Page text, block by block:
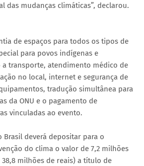
das mudanças climáticas”, declarou.
de espaços para todos os tipos de
para povos indígenas e
a transporte, atendimento médico de
no local, internet e segurança de
tradução simultânea para
da ONU e o pagamento de
vinculadas ao evento.
Brasil deverá depositar para o
do clima o valor de 7,2 milhões
milhões de reais) a título de